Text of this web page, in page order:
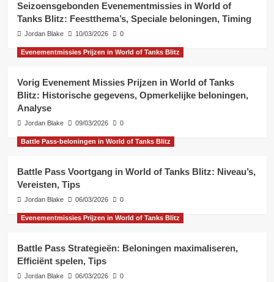
Seizoensgebonden Evenementmissies in World of
Tanks Blitz: Feestthema’s, Speciale beloningen, Timing
Jordan Blake 10/03/2026 0
Evenementmissies Prijzen in World of Tanks Blitz
Vorig Evenement Missies Prijzen in World of Tanks
Blitz: Historische gegevens, Opmerkelijke beloningen,
Analyse
Jordan Blake 09/03/2026 0
Battle Pass-beloningen in World of Tanks Blitz
Battle Pass Voortgang in World of Tanks Blitz: Niveau’s,
Vereisten, Tips
Jordan Blake 06/03/2026 0
Evenementmissies Prijzen in World of Tanks Blitz
Battle Pass Strategieën: Beloningen maximaliseren,
Efficiënt spelen, Tips
Jordan Blake 06/03/2026 0